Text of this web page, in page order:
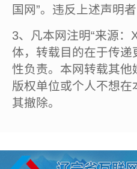
国网”。违反上述声明
3、凡本网注明“来源
体，转载目的在于传
性负责。本网转载其
版权单位或个人不想
其撤除。